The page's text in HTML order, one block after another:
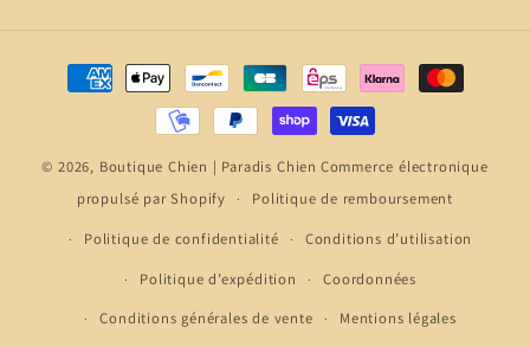
Moyens
de
© 2026, Boutique Chien | Paradis Chien Commerce électronique
propulsé par Shopify
Politique de remboursement
Politique de confidentialité
Conditions d’utilisation
Politique d’expédition
Coordonnées
Conditions générales de vente
Mentions légales